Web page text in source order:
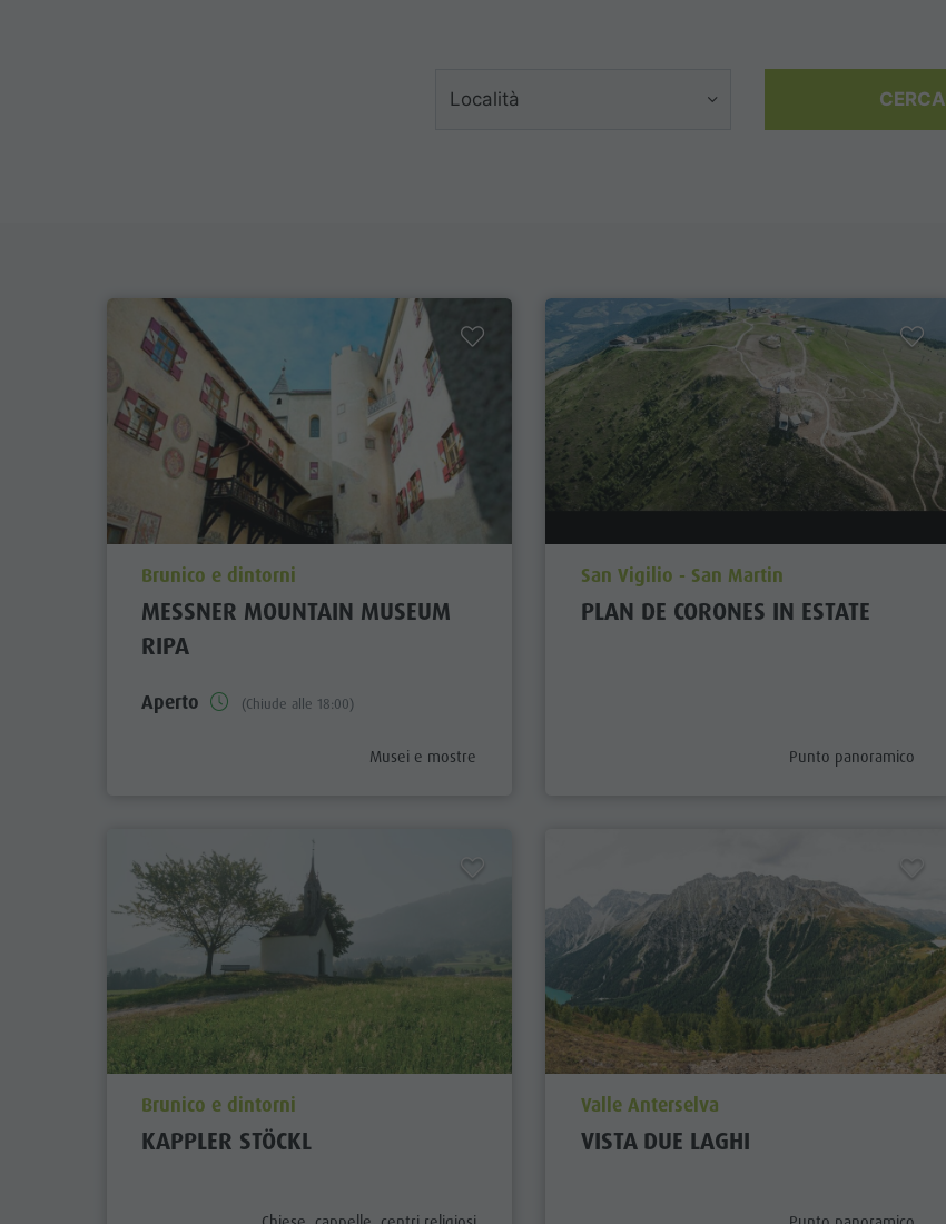
Località CERCA
aria.poi_location_prefix
Brunico e dintorni
MESSNER MOUNTAIN MUSEUM
RIPA
Aperto (Chiude alle 18:00)
aria.poi_category_prefix
Musei e mostre
aria.poi_location_prefix
San Vigilio - San Martin
PLAN DE CORONES IN ESTATE
aria.poi_category_prefix
Punto panoramico
aria.poi_location_prefix
Brunico e dintorni
KAPPLER STÖCKL
aria.poi_location_prefix
Valle Anterselva
VISTA DUE LAGHI